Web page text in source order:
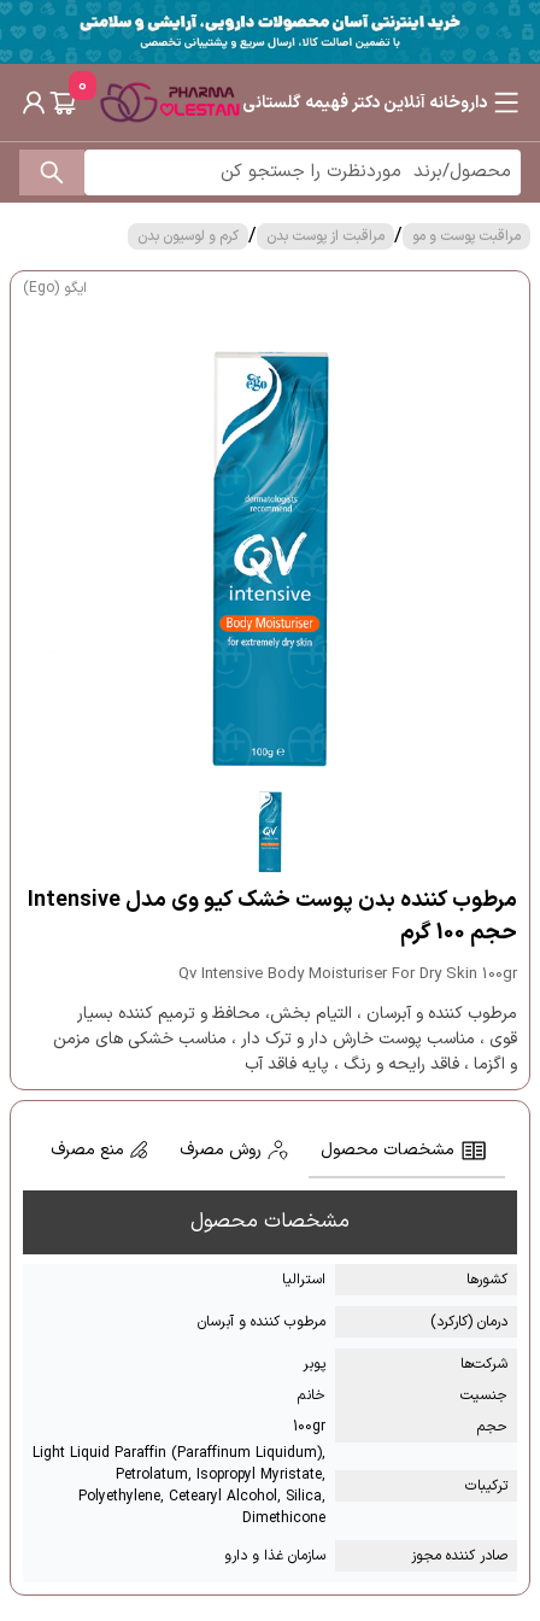
داروخانه آنلاین دکتر فهیمه گلستانی
0
مراقبت پوست و مو / مراقبت از پوست بدن / کرم و لوسیون بدن
ایگو (Ego)
مرطوب کننده بدن پوست خشک کیو وی مدل Intensive
حجم 100 گرم
Qv Intensive Body Moisturiser For Dry Skin 100gr
مرطوب کننده و آبرسان ، التیام بخش، محافظ و ترمیم کننده بسیار
قوی ، مناسب پوست خارش دار و ترک دار ، مناسب خشکی های مزمن
و اگزما ، فاقد رایحه و رنگ ، پایه فاقد آب
مشخصات محصول روش مصرف منع مصرف
مشخصات محصول
کشور‌ها
استرالیا
درمان (کارکرد)
مرطوب کننده و آبرسان
شرکت‌ها
پوبر
جنسیت
خانم
حجم
100gr
ترکیبات
Light Liquid Paraffin (Paraffinum Liquidum),
Petrolatum, Isopropyl Myristate,
Polyethylene, Cetearyl Alcohol, Silica,
Dimethicone
صادر کننده مجوز
سازمان غذا و دارو